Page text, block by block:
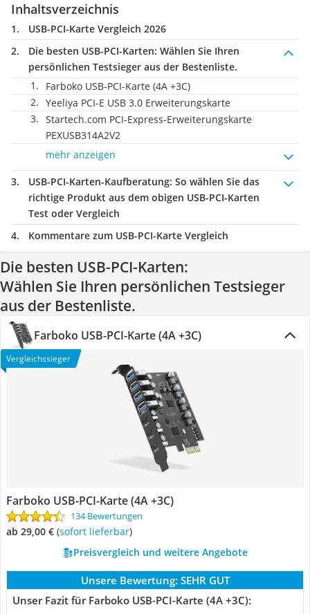
Inhaltsverzeichnis
USB-PCI-Karte Vergleich 2026
Die besten USB-PCI-Karten: Wählen Sie Ihren
persönlichen Testsieger aus der Bestenliste.
Farboko USB-PCI-Karte (4A +3C)
Yeeliya PCI-E USB 3.0 Erweiterungskarte
Startech.com PCI-Express-Erweiterungskarte
PEXUSB314A2V2
mehr anzeigen
USB-PCI-Karten-Kaufberatung: So wählen Sie das
richtige Produkt aus dem obigen USB-PCI-Karten
Test oder Vergleich
Kommentare zum USB-PCI-Karte Vergleich
Die besten USB-PCI-Karten:
Wählen Sie Ihren persönlichen Testsieger
aus der Bestenliste.
Farboko USB-PCI-Karte (4A +3C)
Vergleichssieger
Farboko USB-PCI-Karte (4A +3C)
134 Bewertungen
ab 29,00 € ( Sofort lieferbar)
Preisvergleich und weitere Angebote
Unsere Bewertung: SEHR GUT
Unser Fazit für Farboko USB-PCI-Karte (4A +3C):